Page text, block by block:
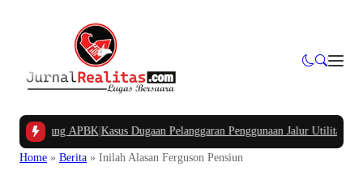
APBK|Kasus Dugaan Pelanggaran Penggunaan Jalur Utilitas
Home » Berita » Inilah Alasan Ferguson Pensiun